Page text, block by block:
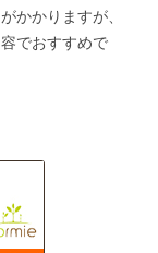
かかりますが、
でおすすめで